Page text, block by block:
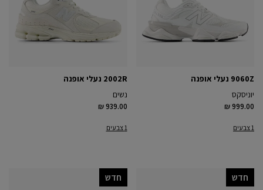
9060Z נעלי אופנה
יוניסקס
₪ 999.00
1 צבעים
2002R נעלי אופנה
נשים
₪ 939.00
1 צבעים
חדש חדש